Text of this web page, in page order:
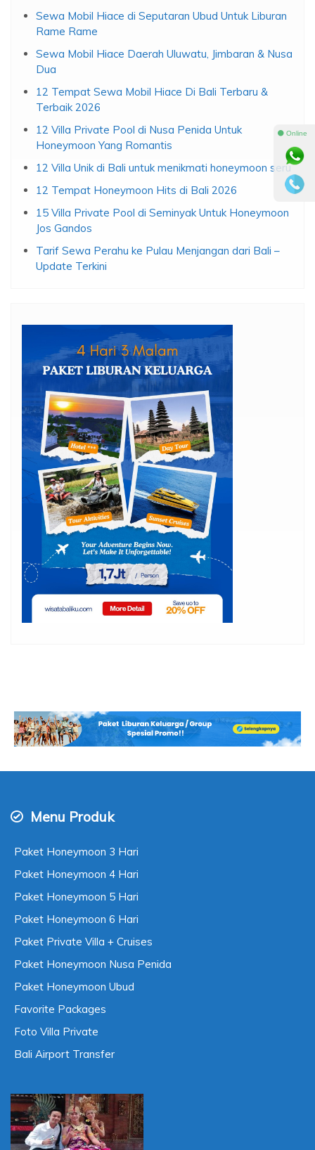
Sewa Mobil Hiace di Seputaran Ubud Untuk Liburan
Rame Rame
Sewa Mobil Hiace Daerah Uluwatu, Jimbaran & Nusa
Dua
12 Tempat Sewa Mobil Hiace Di Bali Terbaru &
Terbaik 2026
12 Villa Private Pool di Nusa Penida Untuk
Honeymoon Yang Romantis
12 Villa Unik di Bali untuk menikmati honeymoon seru
12 Tempat Honeymoon Hits di Bali 2026
15 Villa Private Pool di Seminyak Untuk Honeymoon
Jos Gandos
Tarif Sewa Perahu ke Pulau Menjangan dari Bali –
Update Terkini
Menu Produk
Paket Honeymoon 3 Hari
Paket Honeymoon 4 Hari
Paket Honeymoon 5 Hari
Paket Honeymoon 6 Hari
Paket Private Villa + Cruises
Paket Honeymoon Nusa Penida
Paket Honeymoon Ubud
Favorite Packages
Foto Villa Private
Bali Airport Transfer
⚫ Online